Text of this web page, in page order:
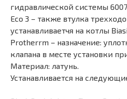
гидравлической системы
Eco 3 – также втулка
устанавливаетчя на котлы
Protherrm – назначение:
клапана в месте установки
Материал: латунь.
Устанавливается на